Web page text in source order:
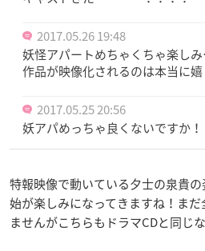
2017.05.26 19:48
妖怪アパートめちゃくちゃ楽し
作品が映像化されるのは本当に
2017.05.25 20:56
妖アパめっちゃ良くないですか！
特報映像で動いている夕士の泉貴
始が楽しみになってきますね！ま
ませんがこちらもドラマCDと同じ